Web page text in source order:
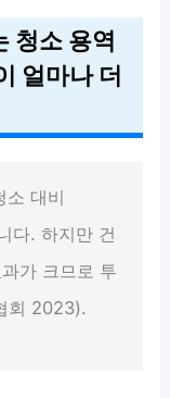
청소 용역
얼마나 더
소 대비
다. 하지만 건
가 크므로 투
회 2023).